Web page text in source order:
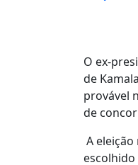
O ex-
de
provável
de
A